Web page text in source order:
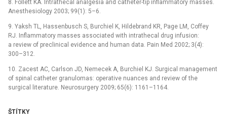
8. Follett KA. Intrathecal analgesia and catheter-tip inflammatory masses.
Anesthesiology 2003; 99(1): 5–6.
9. Yaksh TL, Hassenbusch S, Burchiel K, Hildebrand KR, Page LM, Coffey
RJ. Inflammatory masses associated with intrathecal drug infusion:
a review of preclinical evidence and human data. Pain Med 2002; 3(4):
300–312.
10. Zacest AC, Carlson JD, Nemecek A, Burchiel KJ. Surgical management
of spinal catheter granulomas: operative nuances and review of the
surgical literature. Neurosurgery 2009; 65(6): 1161–1164.
ŠTÍTKY